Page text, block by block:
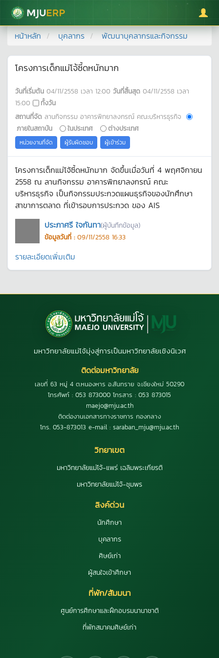
มหาวิทยาลัยแม่โจ้
หน้าหลัก บุคลากร พัฒนาบุคลากรและกิจกรรม
โครงการเด็กแม่โจ้ซี้ดหนักมาก
วันที่เริ่มต้น 04/11/2558 เวลา 12:00 วันที่สิ้นสุด 04/11/2558 เวลา
15:00
ทั้งวัน
สถานที่จัด ลานกิจกรรม อาคารพิทยาลงกรณ์ คณะบริหารธุรกิจ
ภายในสถาบัน
ในประเทศ ต่างประเทศ
หน่วยงานที่จัด ผู้รับผิดชอบ ผู้เข้าร่วม
โครงการเด็กแม่โจ้ซี้ดหนักมาก จัดขึ้นเมื่อวันที่ 4 พฤศจิกายน
2558 ณ ลานกิจกรรม อาคารพิทยาลงกรณ์ คณะ
บริหารธุรกิจ เป็นกิจกรรมประกวดแผนธุรกิจของนักศึกษา
สาขาการตลาด ที่เข้ารอบการประกวด ของ AIS
ประภาศรี ใจกันทา(ผู้บันทึกข้อมูล)
ข้อมูลวันที่ : 09/11/2558 16:33
รายละเอียดเพิ่มเติม
มหาวิทยาลัยแม่โจ้มุ่งสู่การเป็นมหาวิทยาลัยเชิงนิเวศ
ติดต่อมหาวิทยาลัย
เลขที่ 63 หมู่ 4 ต.หนองหาร อ.สันทราย จ.เชียงใหม่ 50290
โทรศัพท์ : 053 873000 โทรสาร : 053 873015
maejo@mju.ac.th
ติดต่องานเอกสารทางราชการ กองกลาง
โทร. 053-873013 e-mail : saraban_mju@mju.ac.th
วิทยาเขต
มหาวิทยาลัยแม่โจ้-แพร่ เฉลิมพระเกียรติ
มหาวิทยาลัยแม่โจ้-ชุมพร
ลิงค์ด่วน
นักศึกษา
บุคลากร
ศิษย์เก่า
ผู้สนใจเข้าศึกษา
ที่พัก/สัมมนา
ศูนย์การศึกษาและฝึกอบรมนานาชาติ
ที่พักสมาคมศิษย์เก่า